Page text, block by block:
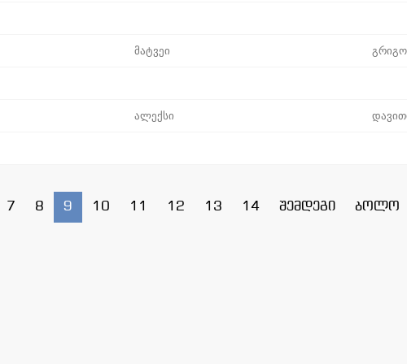
მატვეი
ალექსი
7 8 9 10 11 12 13 14 შემდეგი ბოლო